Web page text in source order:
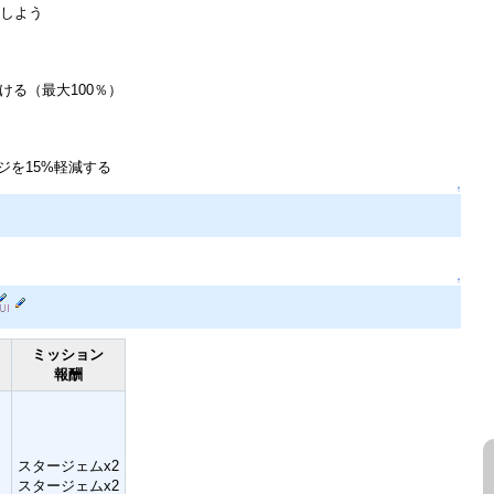
よう
る（最大100％）
を15%軽減する
↑
↑
ミッション
報酬
スタージェムx2
スタージェムx2